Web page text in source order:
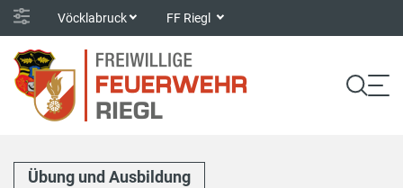
Vöcklabruck FF Riegl
Übung und Ausbildung